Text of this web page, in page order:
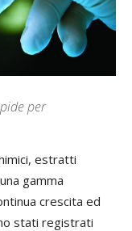
per
estratti
gamma
crescita ed
stati registrati